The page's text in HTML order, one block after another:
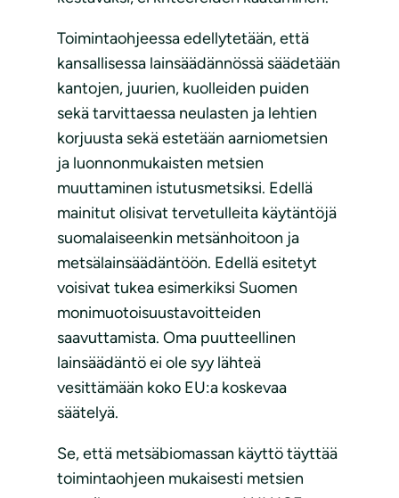
Toimintaohjeessa edellytetään, että
kansallisessa lainsäädännössä säädetään
kantojen, juurien, kuolleiden puiden
sekä tarvittaessa neulasten ja lehtien
korjuusta sekä estetään aarniometsien
ja luonnonmukaisten metsien
muuttaminen istutusmetsiksi. Edellä
mainitut olisivat tervetulleita käytäntöjä
suomalaiseenkin metsänhoitoon ja
metsälainsäädäntöön. Edellä esitetyt
voisivat tukea esimerkiksi Suomen
monimuotoisuustavoitteiden
saavuttamista. Oma puutteellinen
lainsäädäntö ei ole syy lähteä
vesittämään koko EU:a koskevaa
säätelyä.
Se, että metsäbiomassan käyttö täyttää
toimintaohjeen mukaisesti metsien